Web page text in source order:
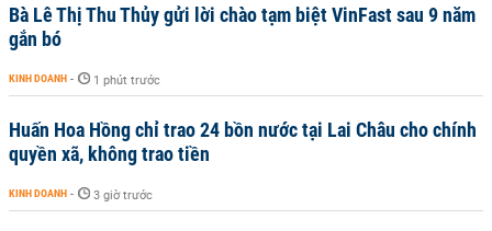
Bà Lê Thị Thu Thủy gửi lời chào tạm biệt VinFast sau 9 năm
gắn bó
KINH DOANH - 1 phút trước
Huấn Hoa Hồng chỉ trao 24 bồn nước tại Lai Châu cho chính
quyền xã, không trao tiền
KINH DOANH - 3 giờ trước